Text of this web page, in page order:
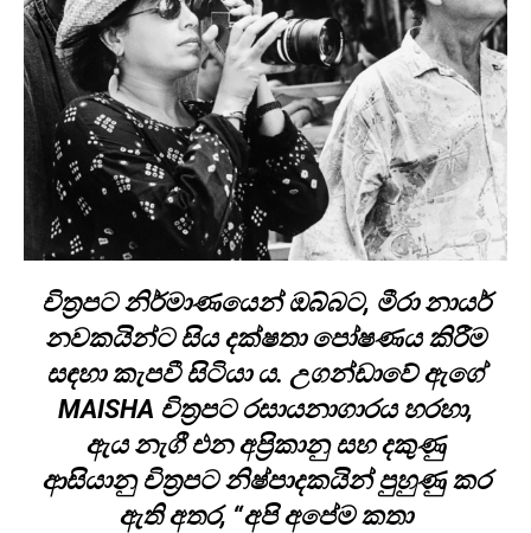
චිත්‍රපට නිර්මාණයෙන් ඔබ්බට, මීරා නායර්
නවකයින්ට සිය දක්ෂතා පෝෂණය කිරීම
සඳහා කැපවී සිටියා ය. උගන්ඩාවේ ඇගේ
MAISHA චිත්‍රපට රසායනාගාරය හරහා,
ඇය නැගී එන අප්‍රිකානු සහ දකුණු
ආසියානු චිත්‍රපට නිෂ්පාදකයින් පුහුණු කර
ඇති අතර, “අපි අපේම කතා